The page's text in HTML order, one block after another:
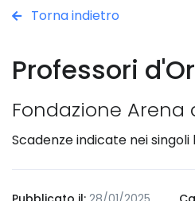
Torna indietro
Professori
Fondazione Arena
Scadenze indicate nei singoli